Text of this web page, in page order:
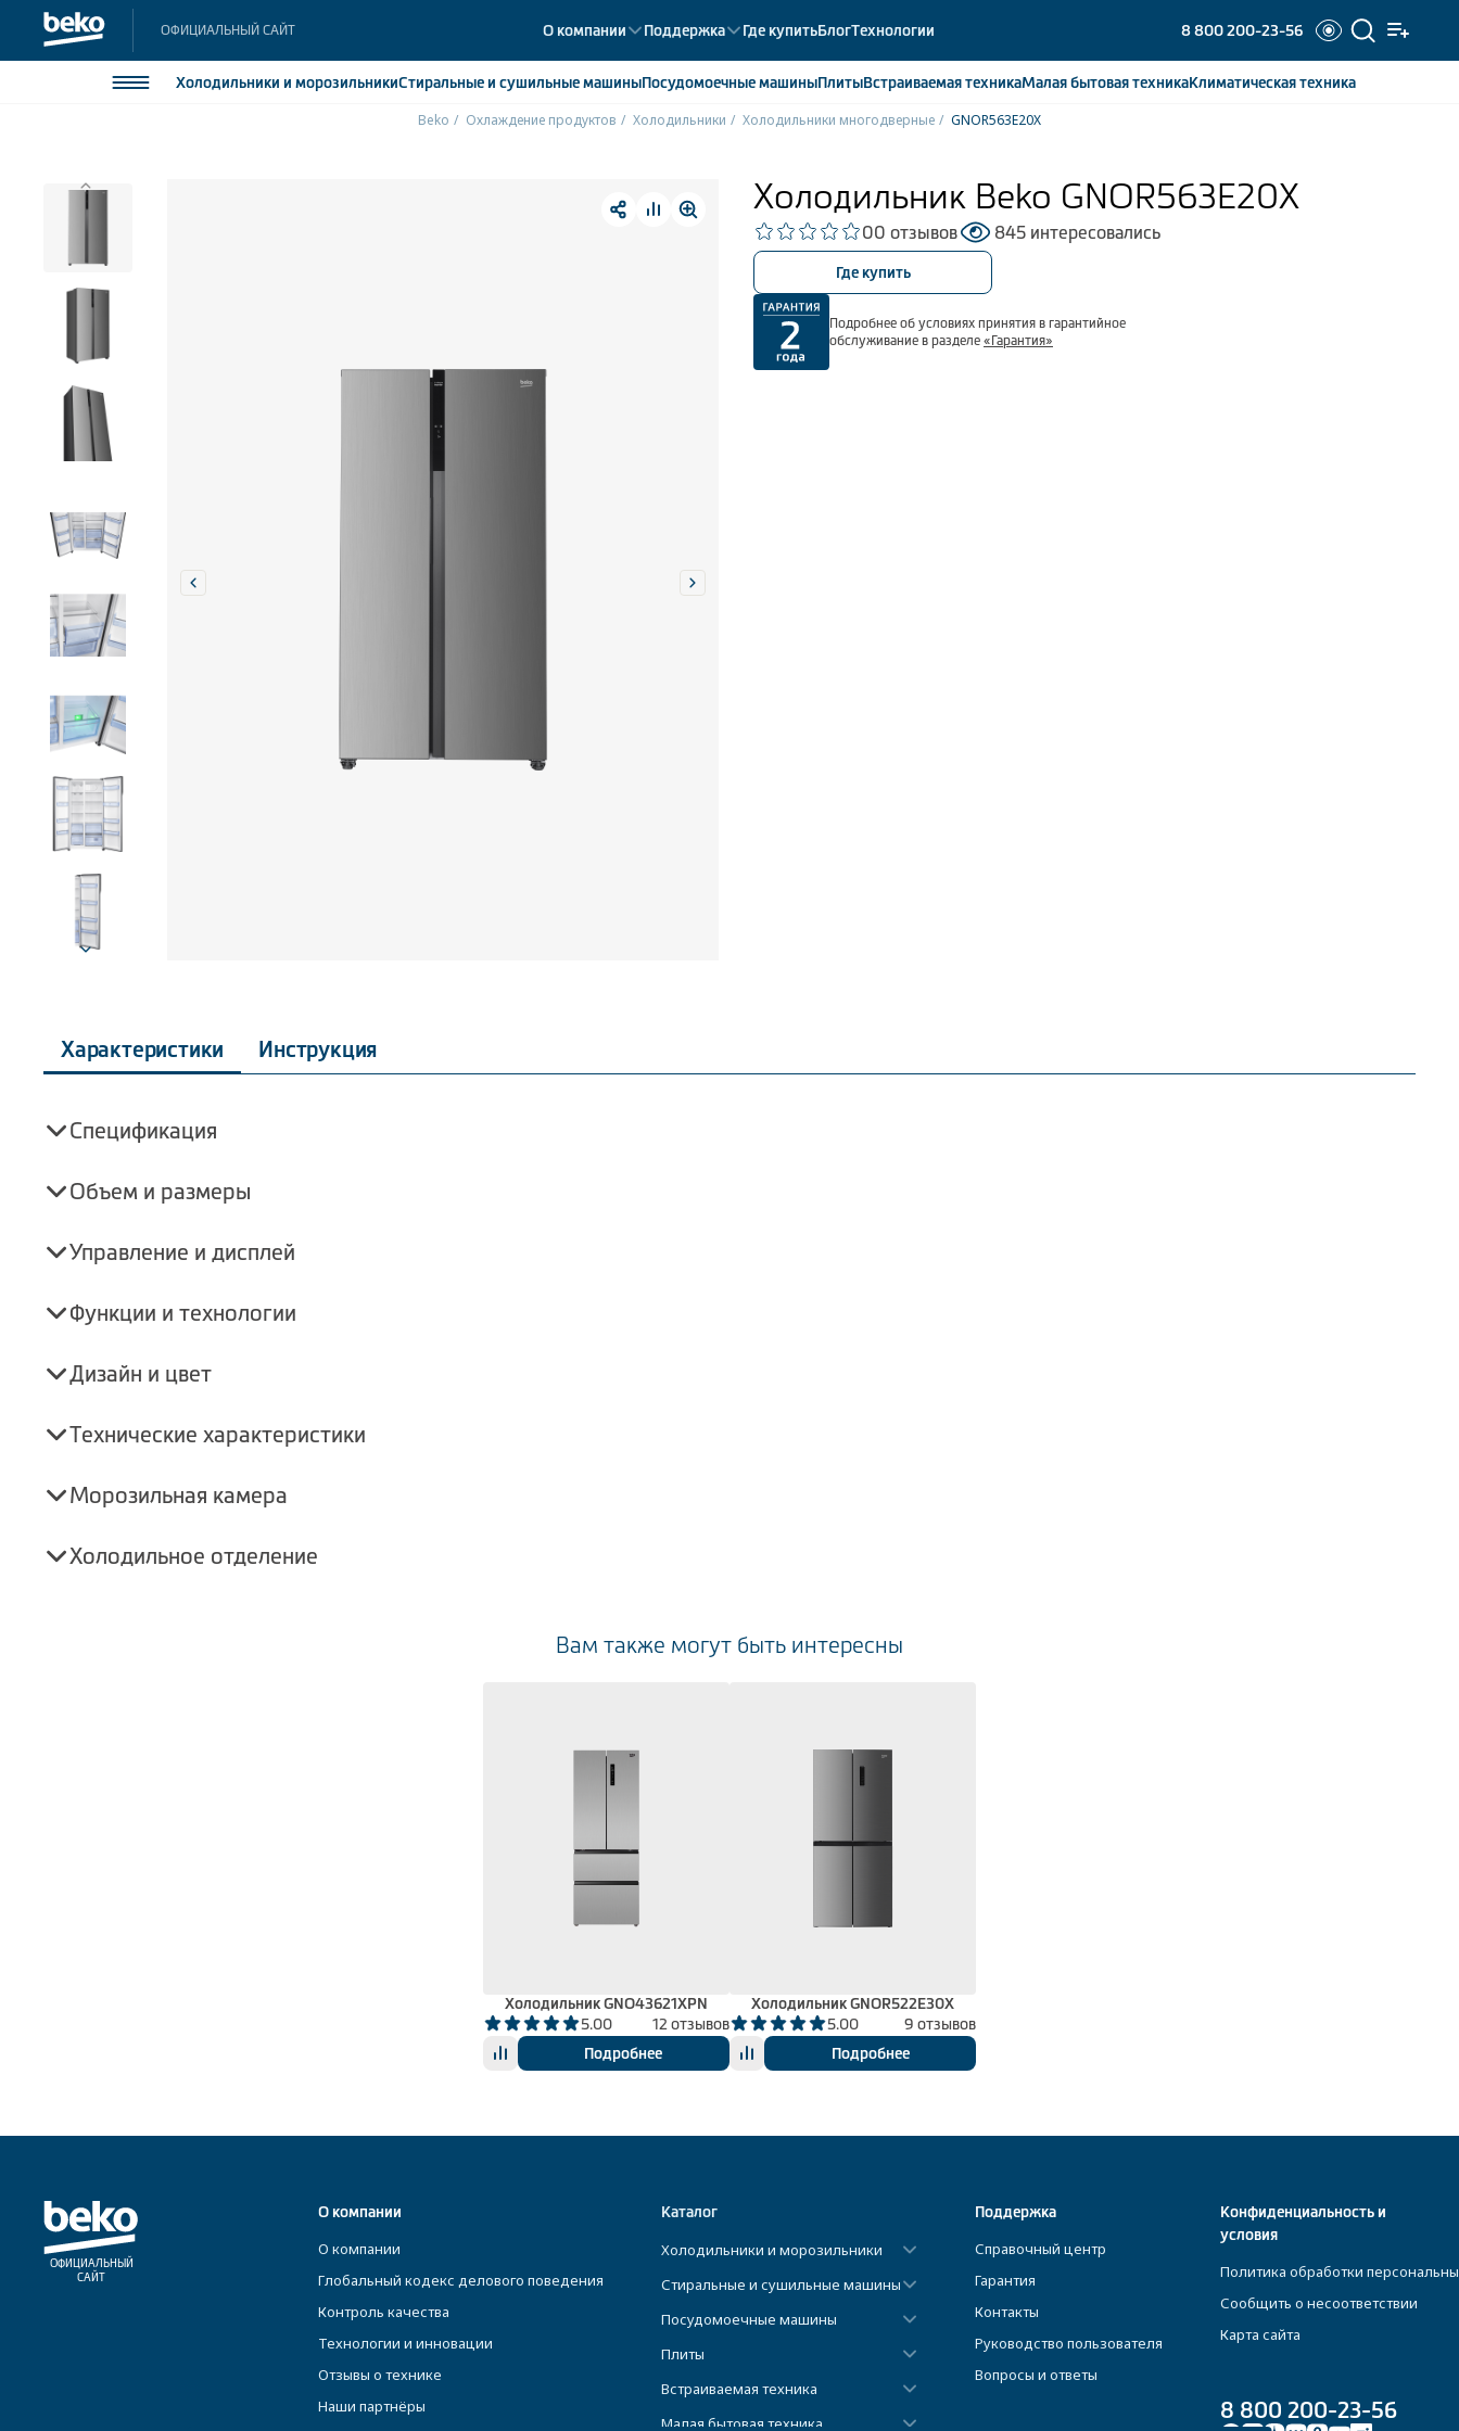
ОФИЦИАЛЬНЫЙ САЙТ О компании Поддержка Где купитьБлогТехнологии 8 800 200-23-56
Холодильники и морозильникиСтиральные и сушильные машиныПосудомоечныемашиныПлитыВстраиваемаятехникаМалая бытоваятехникаКлиматическаятехника
Стиральные и сушильные машины
Малая бытовая техника
Климатическая техника
Beko Охлаждение продуктов Холодильники Холодильники многодверные GNOR563E20X
Холодильник Beko GNOR563E20X
00 отзывов 845 интересовались
Где купить
Подробнее об условиях принятия в гарантийное
обслуживание в разделе «Гарантия»
Характеристики Инструкция
Спецификация
Объем и размеры
Управление и дисплей
Функции и технологии
Дизайн и цвет
Технические характеристики
Морозильная камера
Холодильное отделение
Вам также могут быть интересны
Холодильник GNO43621XPN
5.00
12 отзывов
Подробнее
Холодильник GNOR522E30X
5.00
9 отзывов
Подробнее
ОФИЦИАЛЬНЫЙ
САЙТ
О компании
О компании
Глобальный кодекс делового поведения
Контроль качества
Технологии и инновации
Отзывы о технике
Наши партнёры
Каталог
Холодильники и морозильники
Стиральные и сушильные машины
Посудомоечные машины
Плиты
Встраиваемая техника
Малая бытовая техника
Поддержка
Справочный центр
Гарантия
Контакты
Руководство пользователя
Вопросы и ответы
Конфиденциальность и
условия
Политика обработки
Сообщить о несоответствии
Карта сайта
8 800 200-23-56